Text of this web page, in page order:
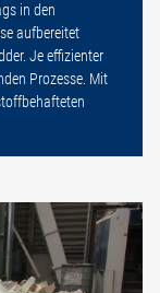
in den
aufbereitet
Je effizienter
Prozesse. Mit